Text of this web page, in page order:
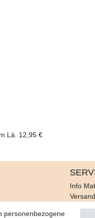
Lä. 12,95 €
Info
Versand
personenbezogene